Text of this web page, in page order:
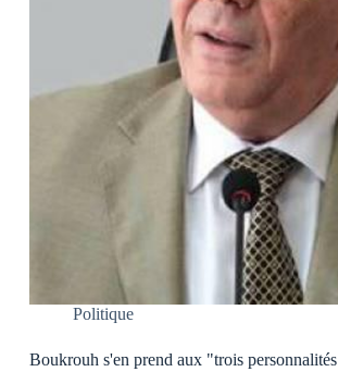
Politique
Boukrouh s'en prend aux "trois personnalités